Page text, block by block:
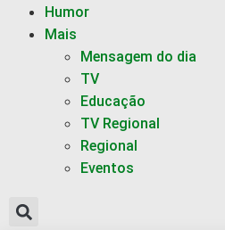
Humor
Mais
Mensagem do dia
TV
Educação
TV Regional
Regional
Eventos